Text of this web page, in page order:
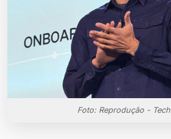
Foto: Reprodução -